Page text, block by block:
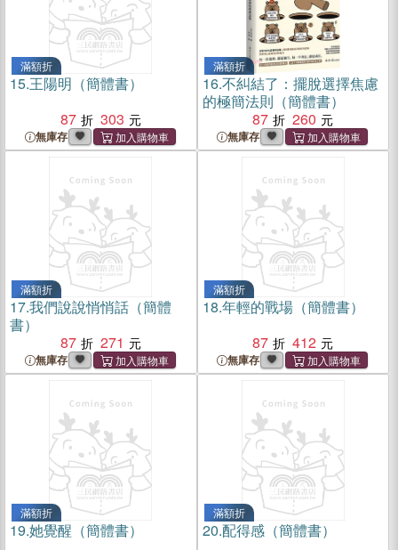
滿額折
15.王陽明（簡體書）
87
303
無庫存
滿額折
16.不糾結了：擺脫選擇焦慮
的極簡法則（簡體書）
87
260
無庫存
滿額折
17.我們說說悄悄話（簡體
書）
87
271
無庫存
滿額折
18.年輕的戰場（簡體書）
87
412
無庫存
滿額折
19.她覺醒（簡體書）
滿額折
20.配得感（簡體書）